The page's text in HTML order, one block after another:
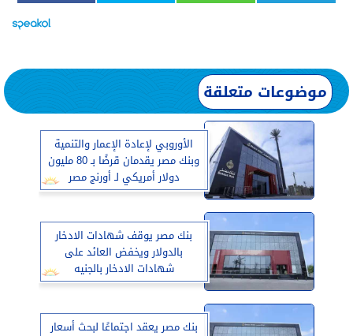
موضوعات متعلقة
الأوروبي لإعادة الإعمار والتنمية
وبنك مصر يقدمان قرضًا بـ 80 مليون
دولار أمريكي لـ أورنج مصر
بنك مصر يوقف شهادات الادخار
بالدولار ويخفض العائد على
شهادات الادخار بالجنيه
بنك مصر يعقد اجتماعًا لبحث أسعار